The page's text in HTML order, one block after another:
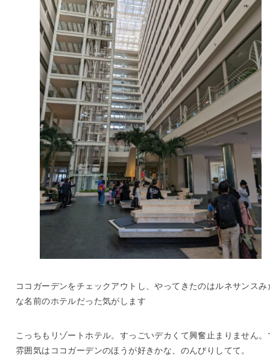
ココガーデンをチェックアウトし、やってきたのはルネサンスみ
な名前のホテルだった気がします
こっちもリゾートホテル。すっごいデカくて興奮止まりません。
雰囲気はココガーデンのほうが好きかな、のんびりしてて。